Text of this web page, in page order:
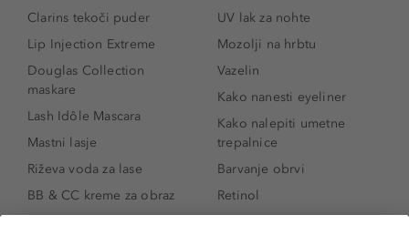
Clarins tekoči puder
Lip Injection Extreme
Douglas Collection
maskare
Lash Idôle Mascara
Mastni lasje
Riževa voda za lase
BB & CC kreme za obraz
UV lak za nohte
Mozolji na hrbtu
Vazelin
Kako nanesti eyeliner
Kako nalepiti umetne
trepalnice
Barvanje obrvi
Retinol